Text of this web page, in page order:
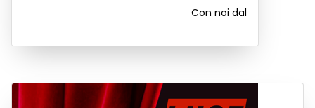
Con noi dal